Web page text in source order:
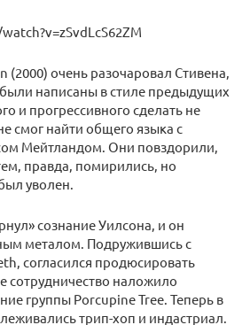
очень разочаровал Стивена,
написаны в стиле предыдущих
и прогрессивного сделать не
смог найти общего языка с
Мейтландом. Они повздорили,
правда, помирились, но
уволен.
сознание Уилсона, и он
металом. Подружившись с
согласился продюсировать
сотрудничество наложило
группы Porcupine Tree. Теперь в
трип-хоп и индастриал.